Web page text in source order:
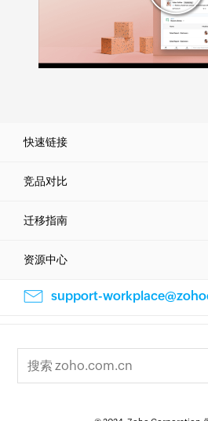
快速链接
竞品对比
迁移指南
资源中心
support-